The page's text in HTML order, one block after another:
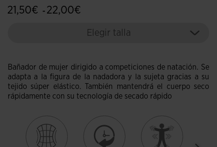
21,50€ - 22,00€
Elegir talla
Bañador de mujer dirigido a competiciones de natación. Se
adapta a la figura de la nadadora y la sujeta gracias a su
tejido súper elástico. También mantendrá el cuerpo seco
rápidamente con su tecnología de secado rápido